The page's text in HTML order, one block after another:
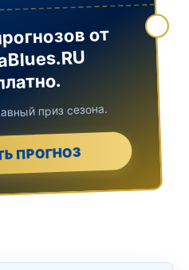
от
приз сезона.
ПРОГНОЗ